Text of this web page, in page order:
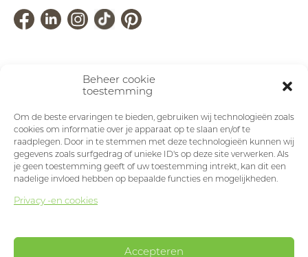
Beheer cookie
toestemming
Om de beste ervaringen te bieden, gebruiken wij technologieën zoals
cookies om informatie over je apparaat op te slaan en/of te
raadplegen. Door in te stemmen met deze technologieën kunnen wij
gegevens zoals surfgedrag of unieke ID's op deze site verwerken. Als
je geen toestemming geeft of uw toestemming intrekt, kan dit een
nadelige invloed hebben op bepaalde functies en mogelijkheden.
Privacy -en cookies
Accepteren